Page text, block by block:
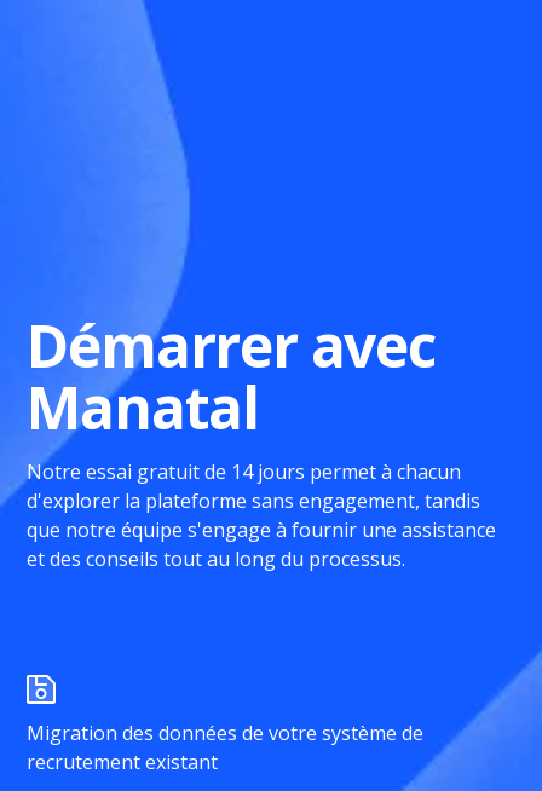
Démarrer avec
Manatal
Notre essai gratuit de 14 jours permet à chacun
d'explorer la plateforme sans engagement, tandis
que notre équipe s'engage à fournir une assistance
et des conseils tout au long du processus.
Migration des données de votre système de
recrutement existant